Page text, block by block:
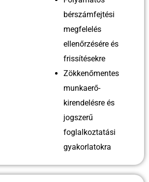
bérszámfejtési
megfelelés
ellenőrzésére és
frissítésekre
Zökkenőmentes
munkaerő-
kirendelésre és
jogszerű
foglalkoztatási
gyakorlatokra